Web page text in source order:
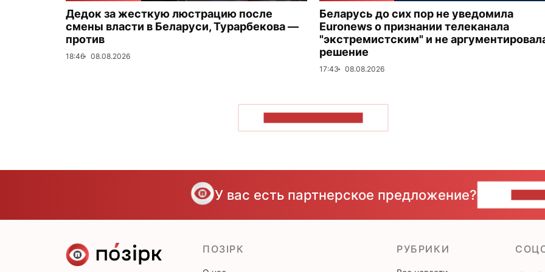
Дедок за жесткую люстрацию после
смены власти в Беларуси, Турарбекова —
против
18:46 08.08.2026
Беларусь до сих пор не уведомила
Euronews о признании телеканала
"экстремистским" и не
решение
17:43 08.08.2026
У вас есть партнерское предложение?
ПОЗІРК РУБРИКИ